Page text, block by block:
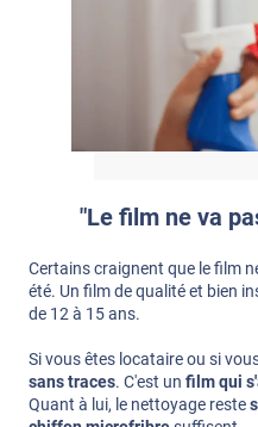
"Le film ne va
Certains craignent que le film
été. Un film de qualité et bien
de 12 à 15 ans.
Si vous êtes locataire ou si
sans traces. C'est un film qui
Quant à lui, le nettoyage reste